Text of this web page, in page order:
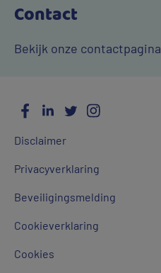
Contact
Bekijk onze contactpagina
Algemene
Disclaimer
Privacyverklaring
Beveiligingsmelding
Cookieverklaring
Cookies
Social
Media
Facebook
LinkedInTwitter